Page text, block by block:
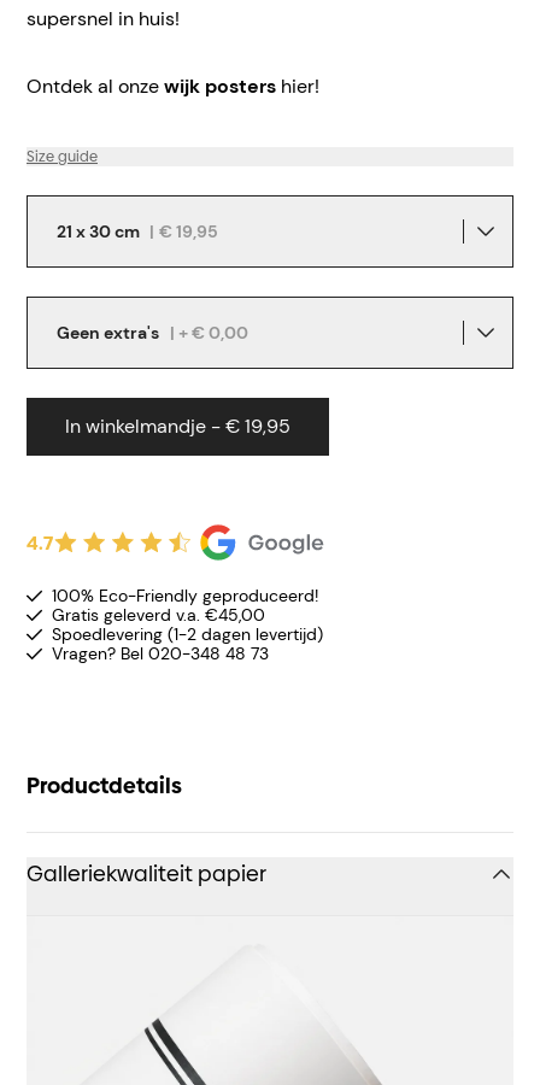
supersnel in huis!
Ontdek al onzewijk posters hier!
Size guide
21 x 30 cm | € 19,95
Geen extra's | + € 0,00
In winkelmandje - € 19,95
4.7
100% Eco-Friendly geproduceerd!
Gratis geleverd v.a. €45,00
Spoedlevering (1-2 dagen levertijd)
Vragen? Bel 020-348 48 73
Productdetails
Galleriekwaliteit papier